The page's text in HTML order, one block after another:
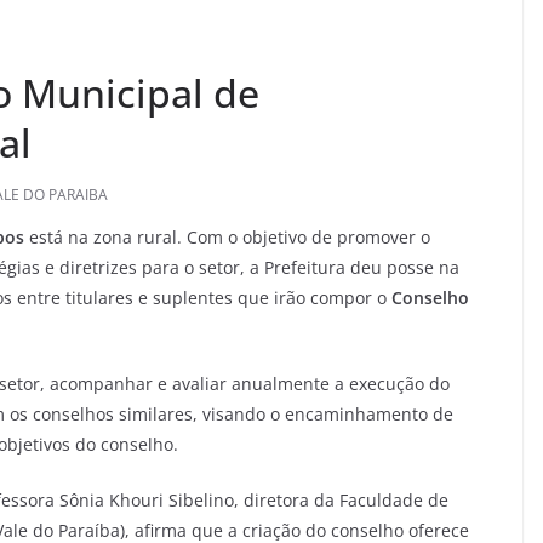
Municipal de
DO PARAIBA
está na zona rural. Com o objetivo de promover o
e diretrizes para o setor, a Prefeitura deu posse na
entre titulares e suplentes que irão compor o Conselho
acompanhar e avaliar anualmente a execução do
conselhos similares, visando o encaminhamento de
do conselho.
Sônia Khouri Sibelino, diretora da Faculdade de
do Paraíba), afirma que a criação do conselho oferece